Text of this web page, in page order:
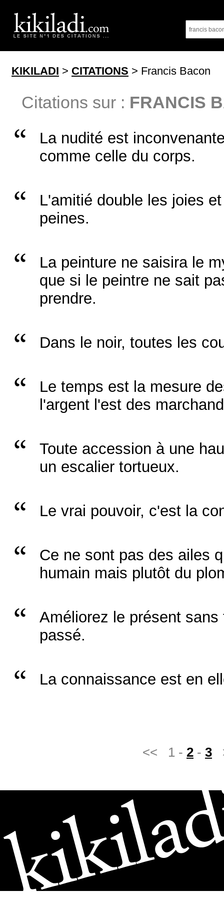
KIKILADI > CITATIONS > Francis Bacon
Citations sur : FRANCIS
La nudité est
comme celle du corps.
L'amitié double les joies
peines.
La peinture ne saisira le
que si le peintre ne sait
prendre.
Dans le noir, toutes les
Le temps est la mesure
l'argent l'est des
Toute accession à une
un escalier tortueux.
Le vrai pouvoir, c'est la
Ce ne sont pas des ailes
humain mais plutôt du
Améliorez le présent
passé.
La connaissance est en
<< 1 - 2 - 3